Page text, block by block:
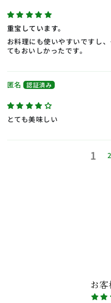
重宝しています。
お料理にも使いやすいですし
てもおいしかったです。
匿名
とても美味しい
1 2
お